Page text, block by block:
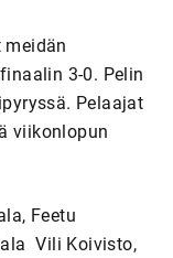
3-0. Pelin
Pelaajat
viikonlopun
Feetu
Vili Koivisto,